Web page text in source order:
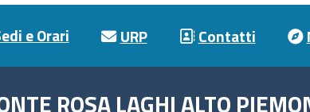
e Orari URP Contatti
ROSA LAGHI ALTO